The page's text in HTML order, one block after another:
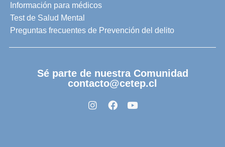
Información para médicos
Test de Salud Mental
Preguntas frecuentes de Prevención del delito
Sé parte de nuestra Comunidad
contacto@cetep.cl